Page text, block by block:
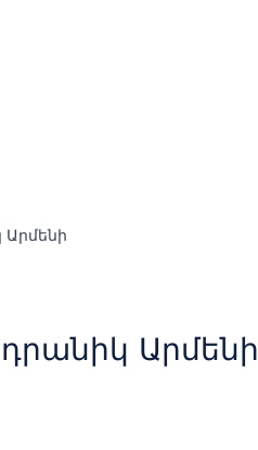
Արմենի
Արմենի